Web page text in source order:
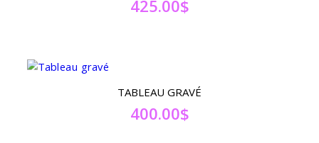
425.00$
TABLEAU GRAVÉ
400.00$